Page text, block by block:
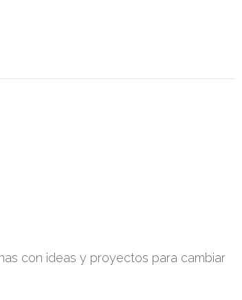
con ideas y proyectos para cambiar